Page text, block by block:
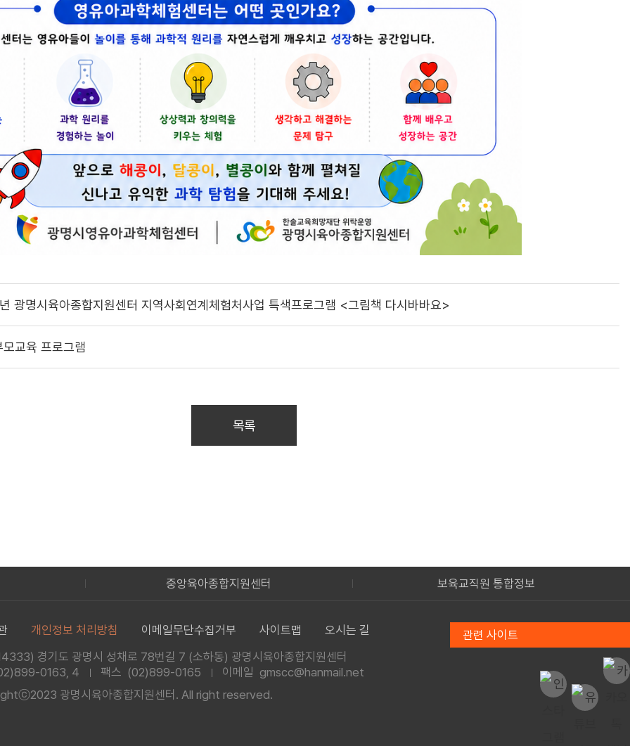
광명시육아종합지원센터 지역사회연계체험처사업 특색프로그램 <그림책 다시바바요>
교육 프로그램
목록
보육교직원 통합정보 통합정보공시
개인정보 처리방침 이메일무단수집거부 사이트맵
오시는 길
경기도 광명시 성채로 78번길 7 (소하동) 광명시육아종합지원센터
0163, 4
팩스 (02)899-0165
이메일 gmscc@hanmail.net
광명시육아종합지원센터. All right reserved.
관련 사이트